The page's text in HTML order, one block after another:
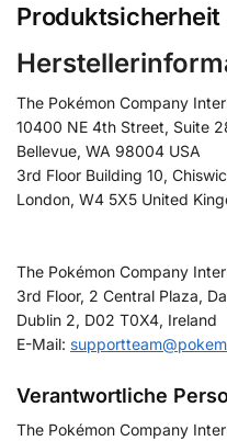
Produktsicherheit
The Pokémon Company
10400 NE 4th Street, Suite
Bellevue, WA 98004 USA
3rd Floor Building 10,
London, W4 5X5 United
The Pokémon Company
3rd Floor, 2 Central Plaza,
Dublin 2, D02 T0X4, Ireland
E-Mail:
Verantwortliche
The Pokémon Company